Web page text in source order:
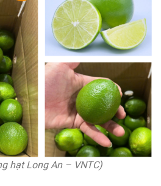
hạt Long An – VNTC)